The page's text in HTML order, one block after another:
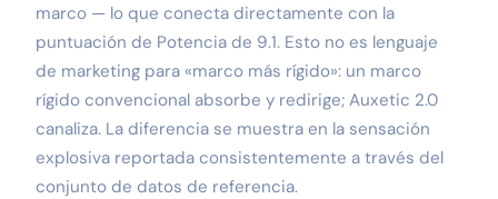
marco — lo que conecta directamente con la
puntuación de Potencia de 9.1. Esto no es lenguaje
de marketing para «marco más rígido»: un marco
rígido convencional absorbe y redirige; Auxetic 2.0
canaliza. La diferencia se muestra en la sensación
explosiva reportada consistentemente a través del
conjunto de datos de referencia.